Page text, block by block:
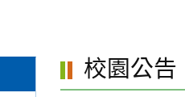
校園公告